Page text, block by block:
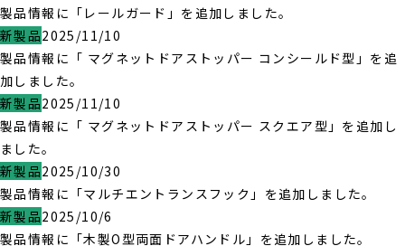
製品情報に「レールガード」を追加しました。
新製品2025/11/10
製品情報に「 マグネットドアストッパー コンシールド型」を追
加しました。
新製品2025/11/10
製品情報に「 マグネットドアストッパー スクエア型」を追加し
ました。
新製品2025/10/30
製品情報に「マルチエントランスフック」を追加しました。
新製品2025/10/6
製品情報に「木製O型両面ドアハンドル」を追加しました。